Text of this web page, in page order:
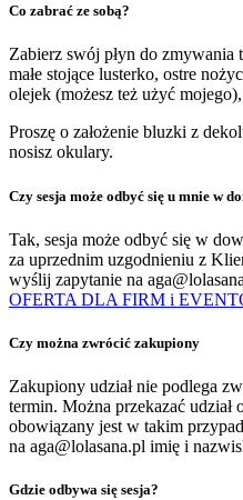
Co zabrać ze sobą?
Zabierz swój płyn do zmywania
małe stojące lusterko, ostre
olejek (możesz też użyć
Proszę o założenie bluzki z
nosisz okulary.
Czy sesja może odbyć się u mnie w
Tak, sesja może odbyć się w
za uprzednim uzgodnieniu z
wyślij zapytanie na
OFERTA DLA FIRM i
Czy można zwrócić zakupiony
Zakupiony udział nie podlega
termin. Można przekazać udział
obowiązany jest w takim
na aga@lolasana.pl imię i
Gdzie odbywa się sesja?